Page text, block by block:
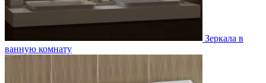
Зеркала в
ванную комнату